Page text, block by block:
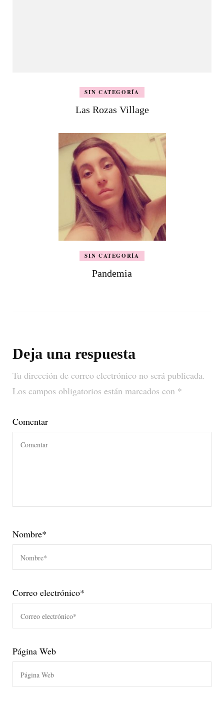
SIN CATEGORÍA
Las Rozas Village
SIN CATEGORÍA
Pandemia
Deja una respuesta
Tu dirección de correo electrónico no será publicada.
Los campos obligatorios están marcados con *
Comentar
Nombre*
Correo electrónico*
Página Web